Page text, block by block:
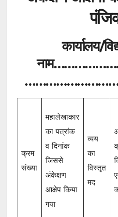
कार्यालय/
क्रम
संख्या
महालेखाकार
का पत्रांक
व दिनांक
जिससे
अंकेक्षण
आक्षेप किया
गया
व्यय
का
विस्तृत
मद